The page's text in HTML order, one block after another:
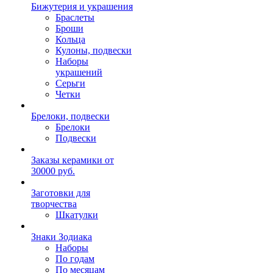
Бижутерия и украшения
Браслеты
Броши
Кольца
Кулоны, подвески
Наборы
украшений
Серьги
Четки
Брелоки, подвески
Брелоки
Подвески
Заказы керамики от
30000 руб.
Заготовки для
творчества
Шкатулки
Знаки Зодиака
Наборы
По годам
По месяцам